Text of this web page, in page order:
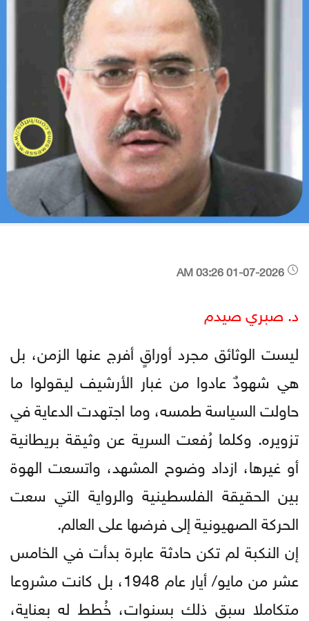
د. صبري صيدم
ليست الوثائق مجرد أوراقٍ أفرج عنها الزمن، بل
هي شهودٌ عادوا من غبار الأرشيف ليقولوا ما
حاولت السياسة طمسه، وما اجتهدت الدعاية في
تزويره. وكلما رُفعت السرية عن وثيقة بريطانية
أو غيرها، ازداد وضوح المشهد، واتسعت الهوة
بين الحقيقة الفلسطينية والرواية التي سعت
الحركة الصهيونية إلى فرضها على العالم.
إن النكبة لم تكن حادثة عابرة بدأت في الخامس
عشر من مايو/ أيار عام 1948، بل كانت مشروعا
متكاملا سبق ذلك بسنوات، خُطط له بعناية،